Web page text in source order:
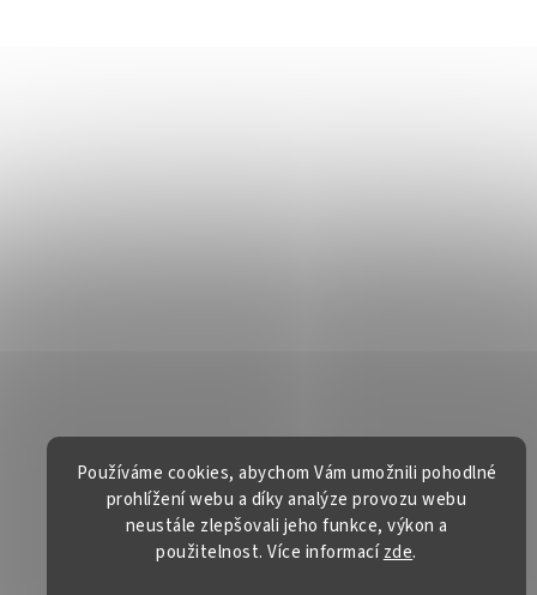
Používáme cookies, abychom Vám umožnili pohodlné
prohlížení webu a díky analýze provozu webu
neustále zlepšovali jeho funkce, výkon a
použitelnost. Více informacízde.